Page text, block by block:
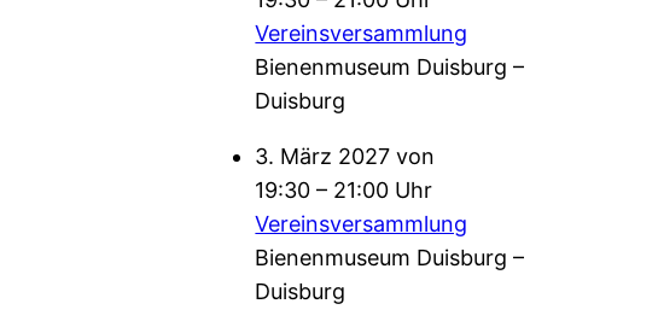
Vereinsversammlung
Bienenmuseum Duisburg –
Duisburg
3. März 2027 von
19:30 – 21:00 Uhr
Vereinsversammlung
Bienenmuseum Duisburg –
Duisburg